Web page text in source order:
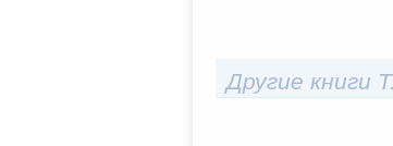
Другие книги